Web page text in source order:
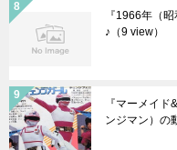
『1966年（
♪ （9 view）
『マーメイ
ンジマン）の